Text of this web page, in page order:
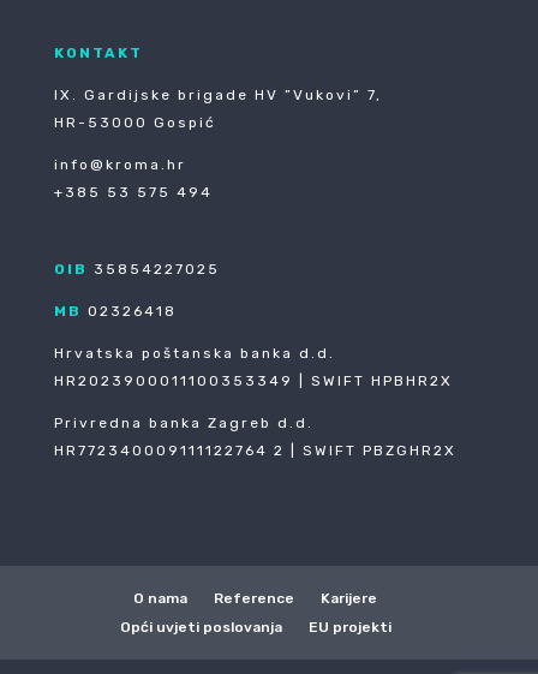
KONTAKT
IX. Gardijske brigade HV ”Vukovi” 7,
HR-53000 Gospić
info@kroma.hr
+385 53 575 494
OIB 35854227025
MB 02326418
Hrvatska poštanska banka d.d.
HR2023900011100353349 | SWIFT HPBHR2X
Privredna banka Zagreb d.d.
HR772340009111122764 2 | SWIFT PBZGHR2X
O nama Reference
Karijere
Opći uvjeti poslovanja
EU projekti